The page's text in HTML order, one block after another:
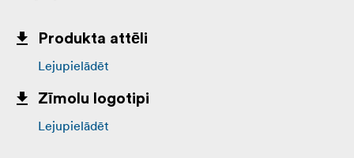
Produkta attēli
Lejupielādēt
Zīmolu logotipi
Lejupielādēt